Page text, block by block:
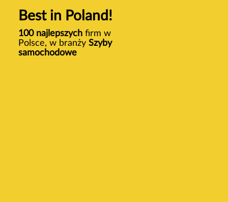
Best in Poland!
100 najlepszychfirm w
Polsce, w branży Szyby
samochodowe